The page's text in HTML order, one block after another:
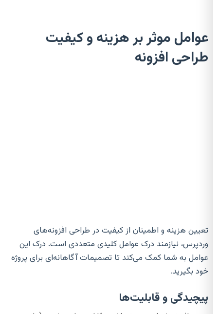
عوامل موثر بر هزینه و کیفیت
طراحی افزونه
تعیین هزینه و اطمینان از کیفیت در طراحی افزونه‌های
وردپرس، نیازمند درک عوامل کلیدی متعددی است. درک این
عوامل به شما کمک می‌کند تا تصمیمات آگاهانه‌ای برای پروژه
خود بگیرید.
پیچیدگی و قابلیت‌ها